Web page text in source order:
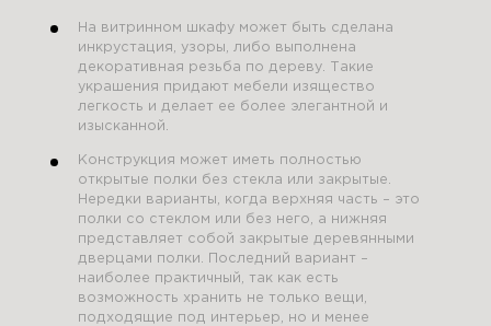
На витринном шкафу может быть сделана
инкрустация, узоры, либо выполнена
декоративная резьба по дереву. Такие
украшения придают мебели изящество
легкость и делает ее более элегантной и
изысканной.
Конструкция может иметь полностью
открытые полки без стекла или закрытые.
Нередки варианты, когда верхняя часть – это
полки со стеклом или без него, а нижняя
представляет собой закрытые деревянными
дверцами полки. Последний вариант –
наиболее практичный, так как есть
возможность хранить не только вещи,
подходящие под интерьер, но и менее